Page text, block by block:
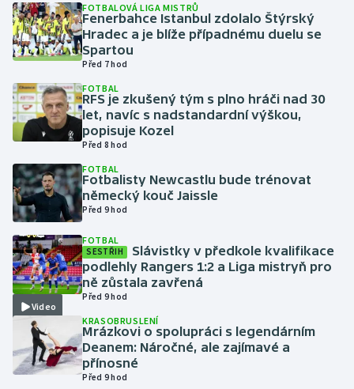
Jezdectví
Judo
Krasobruslení
Lezení
Lyže a snowboard
Moderní pětiboj
Motorsport
Olympijské hry
Parasport
Plavání
FOTBALOVÁ LIGA MISTRŮ
Fenerbahce Istanbul zdolalo Štýrský
Hradec a je blíže případnému duelu se
Spartou
Před 7 hod
FOTBAL
RFS je zkušený tým s plno hráči nad 30
let, navíc s nadstandardní výškou,
popisuje Kozel
Před 8 hod
FOTBAL
Fotbalisty Newcastlu bude trénovat
německý kouč Jaissle
Před 9 hod
Video
FOTBAL
SESTŘIH
Slávistky v předkole kvalifikace
podlehly Rangers 1:2 a Liga mistryň pro
ně zůstala zavřená
Před 9 hod
KRASOBRUSLENÍ
Mrázkovi o spolupráci s legendárním
Deanem: Náročné, ale zajímavé a
přínosné
Před 9 hod